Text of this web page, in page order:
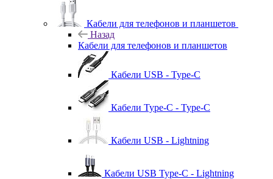
Кабели для телефонов и планшетов
Назад
Кабели для телефонов и планшетов
Кабели USB - Type-C
Кабели Type-C - Type-C
Кабели USB - Lightning
Кабели USB Type-C - Lightning